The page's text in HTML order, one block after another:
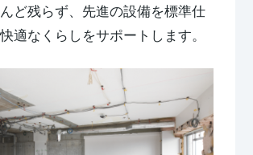
ど残らず、先進の設備を標準仕
適なくらしをサポートします。